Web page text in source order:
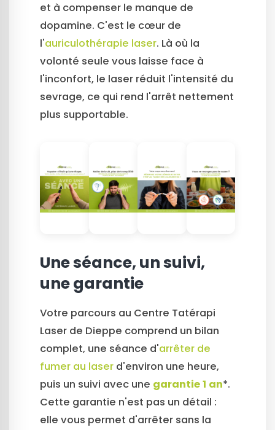
et à compenser le manque de
dopamine. C'est le cœur de
l'auriculothérapie laser. Là où la
volonté seule vous laisse face à
l'inconfort, le laser réduit l'intensité du
sevrage, ce qui rend l'arrêt nettement
plus supportable.
Une séance, un suivi,
une garantie
Votre parcours au Centre Tatérapi
Laser de Dieppe comprend un bilan
complet, une séance d'arrêter de
fumer au laser d'environ une heure,
puis un suivi avec une garantie 1 an*.
Cette garantie n'est pas un détail :
elle vous permet d'arrêter sans la